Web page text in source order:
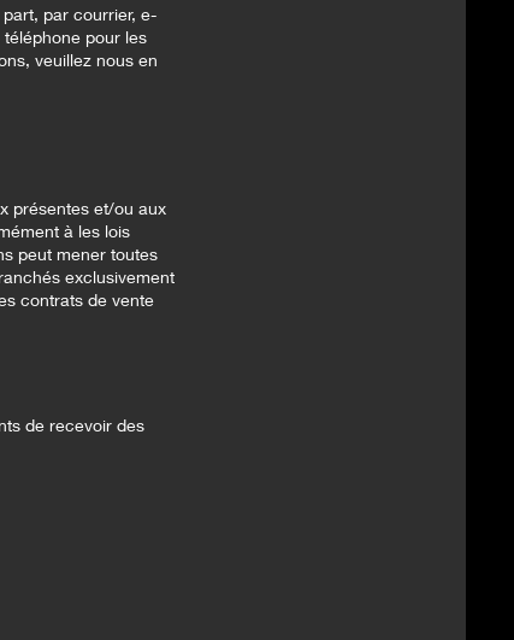
par courrier, e-
pour les
veuillez nous en
présentes et/ou aux
à les lois
peut mener toutes
exclusivement
contrats de vente
de recevoir des